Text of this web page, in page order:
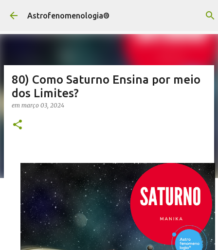
Pular para o conteúdo principal
Astrofenomenologia®
80) Como Saturno Ensina por meio
dos Limites?
em março 03, 2024